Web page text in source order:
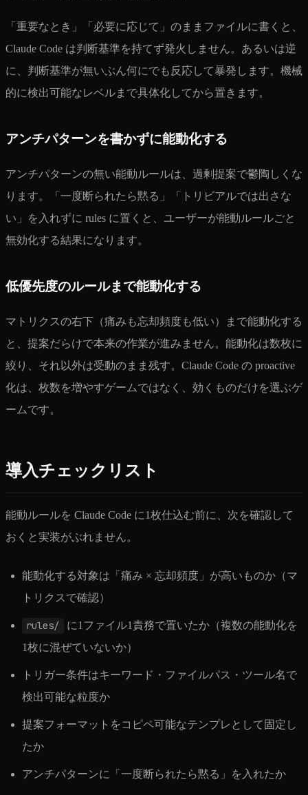
「重要なとき」「必要に応じて」のままファイルに書くと、
Claude Code は判断基準を持てず発火しません。あるいは逆
に、判断基準が無いぶん何にでも反応して暴発します。機械
的に検出可能なレベルまで具体化してから置きます。
アンチパターンを書かずに能動化する
アンチパターンの無い能動ルールは、過剰提案で鬱陶しくな
ります。「一度断られたら黙る」「トリビアルでは出さな
い」を入れずに rules に置くと、ユーザーが能動ルールごと
無効化する結果になります。
低優先度のルールまで能動化する
マトリクスの右下（痛みも忘却頻度も低い）まで能動化する
と、提案だらけで本来の作業が進みません。能動化は数枚に
絞り、それ以外は受動のまま残す。Claude Code の proactive
化は、枚数を増やすゲームではなく、効くものだけを選ぶゲ
ームです。
導入チェックリスト
能動ルールを Claude Code に1枚仕込む前に、次を確認して
おくと実装がぶれません。
能動化する対象は「痛み × 忘却頻度」が高いものか（マ
トリクスで確認）
rules/
に1ファイル1責務で置いたか（複数の能動化を
1枚に混ぜていないか）
トリガー条件はキーワード・ファイルパス・ツール名で
検出可能な粒度か
提案フォーマットをコピペ可能なテンプレとして固定し
たか
アンチパターンに「一度断られたら黙る」を入れたか